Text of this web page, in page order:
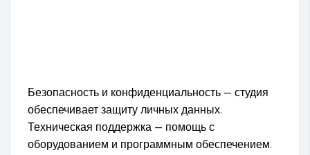
Безопасность и конфиденциальность — студия
обеспечивает защиту личных данных.
Техническая поддержка — помощь с
оборудованием и программным обеспечением.